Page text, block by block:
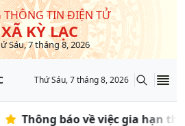
THÔNG TIN ĐIỆN TỬ
XÃ KỲ LẠC
Sáu, 7 tháng 8, 2026
Thứ Sáu, 7 tháng 8, 2026
Thông báo về việc gia hạn